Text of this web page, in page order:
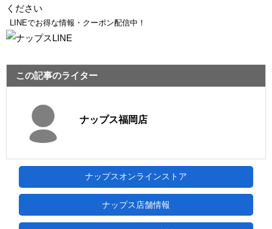
ください
LINEでお得な情報・クーポン配信中！
この記事のライター
ナップス福岡店
ナップスオンラインストア
ナップス店舗情報